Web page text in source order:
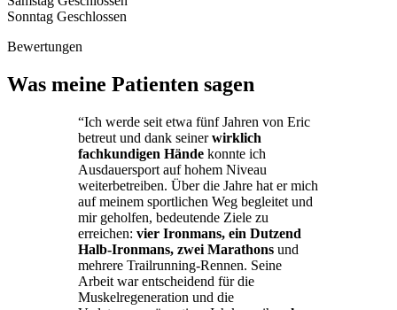
Sonntag Geschlossen
Bewertungen
Was meine Patienten sagen
“Ich werde seit etwa fünf Jahren von Eric
betreut und dank seinerwirklich
fachkundigen Hände konnte ich
Ausdauersport auf hohem Niveau
weiterbetreiben. Über die Jahre hat er mich
auf meinem sportlichen Weg begleitet und
mir geholfen, bedeutende Ziele zu
erreichen: vier Ironmans, ein Dutzend
Halb-Ironmans, zwei Marathons und
mehrere Trailrunning-Rennen. Seine
Arbeit war entscheidend für die
Muskelregeneration und die